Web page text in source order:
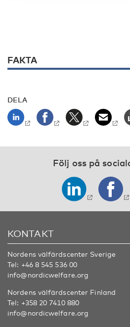
FAKTA
DELA
Följ oss på
KONTAKT
Nordens välfärdscenter Sverige
Tel: +46 8 545 536 00
info@nordicwelfare.org
Nordens välfärdscenter Finland
Tel: +358 20 7410 880
info@nordicwelfare.org